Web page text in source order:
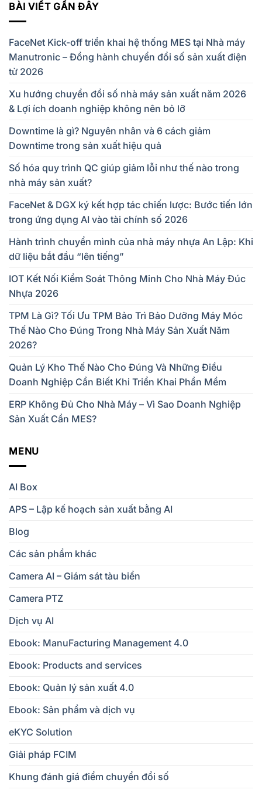
BÀI VIẾT GẦN ĐÂY
FaceNet Kick-off triển khai hệ thống MES tại Nhà máy
Manutronic – Đồng hành chuyển đổi số sản xuất điện
tử 2026
Xu hướng chuyển đổi số nhà máy sản xuất năm 2026
& Lợi ích doanh nghiệp không nên bỏ lỡ
Downtime là gì? Nguyên nhân và 6 cách giảm
Downtime trong sản xuất hiệu quả
Số hóa quy trình QC giúp giảm lỗi như thế nào trong
nhà máy sản xuất?
FaceNet & DGX ký kết hợp tác chiến lược: Bước tiến lớn
trong ứng dụng AI vào tài chính số 2026
Hành trình chuyển mình của nhà máy nhựa An Lập: Khi
dữ liệu bắt đầu “lên tiếng”
IOT Kết Nối Kiểm Soát Thông Minh Cho Nhà Máy Đúc
Nhựa 2026
TPM Là Gì? Tối Ưu TPM Bảo Trì Bảo Dưỡng Máy Móc
Thế Nào Cho Đúng Trong Nhà Máy Sản Xuất Năm
2026?
Quản Lý Kho Thế Nào Cho Đúng Và Những Điều
Doanh Nghiệp Cần Biết Khi Triển Khai Phần Mềm
ERP Không Đủ Cho Nhà Máy – Vì Sao Doanh Nghiệp
Sản Xuất Cần MES?
MENU
AI Box
APS – Lập kế hoạch sản xuất bằng AI
Blog
Các sản phẩm khác
Camera AI – Giám sát tàu biển
Camera PTZ
Dịch vụ AI
Ebook: ManuFacturing Management 4.0
Ebook: Products and services
Ebook: Quản lý sản xuất 4.0
Ebook: Sản phẩm và dịch vụ
eKYC Solution
Giải pháp FCIM
Khung đánh giá điểm chuyển đổi số